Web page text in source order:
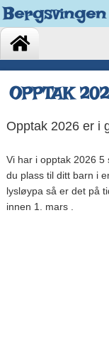
OPPTAK
Opptak 2026 er i
Vi har i opptak 2026
du plass til ditt barn i
lysløypa så er det på
innen 1. mars .